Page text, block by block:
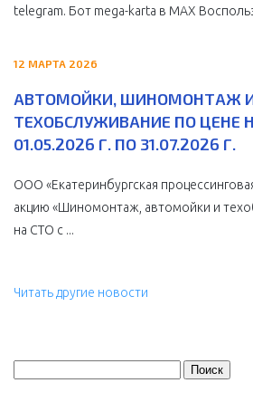
telegram. Бот mega-karta в МАХ
12 МАРТА 2026
АВТОМОЙКИ, ШИНОМОНТАЖ
ТЕХОБСЛУЖИВАНИЕ ПО ЦЕНЕ
01.05.2026 Г. ПО 31.07.2026 Г.
ООО «Екатеринбургская
акцию «Шиномонтаж, автомойки и
на СТО с ...
Читать другие новости